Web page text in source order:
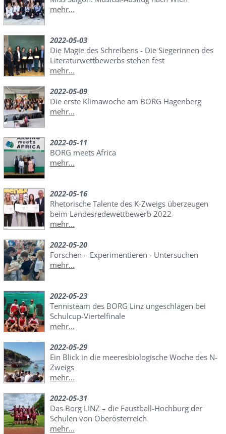
mehr...
2022-05-03
Die Magie des Schreibens - Die Siegerinnen des
Literaturwettbewerbs stehen fest
mehr...
2022-05-09
Die erste Klimawoche am BORG Hagenberg
mehr...
2022-05-11
BORG meets Africa
mehr...
2022-05-16
Rhetorische Talente des K-Zweigs überzeugen
beim Landesredewettbewerb 2022
mehr...
2022-05-20
Forschen – Experimentieren - Untersuchen
mehr...
2022-05-23
Tennisteam des BORG Linz ungeschlagen bei
Schulcup-Viertelfinale
mehr...
2022-05-29
Ein Blick in die meeresbiologische Woche des N-
Zweigs
mehr...
2022-05-31
Das Borg LINZ – die Faustball-Hochburg der
Schulen von Oberösterreich
mehr...